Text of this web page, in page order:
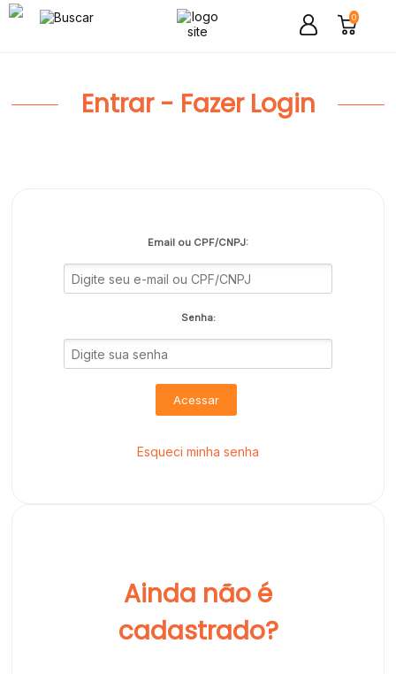
0
Entrar - Fazer Login
Email ou CPF/CNPJ:
Senha:
Acessar
Esqueci minha senha
Ainda não é
cadastrado?